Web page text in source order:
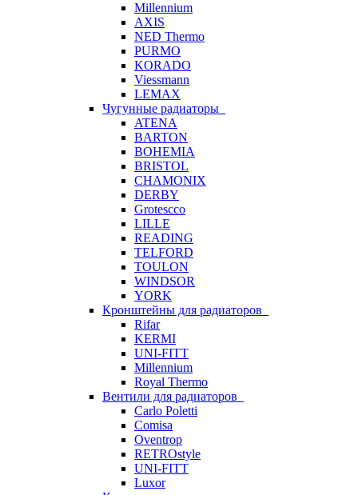
Millennium
AXIS
NED Thermo
PURMO
KORADO
Viessmann
LEMAX
Чугунные радиаторы
ATENA
BARTON
BOHEMIA
BRISTOL
CHAMONIX
DERBY
Grotescco
LILLE
READING
TELFORD
TOULON
WINDSOR
YORK
Кронштейны для радиаторов
Rifar
KERMI
UNI-FITT
Millennium
Royal Thermo
Вентили для радиаторов
Carlo Poletti
Comisa
Oventrop
RETROstyle
UNI-FITT
Luxor